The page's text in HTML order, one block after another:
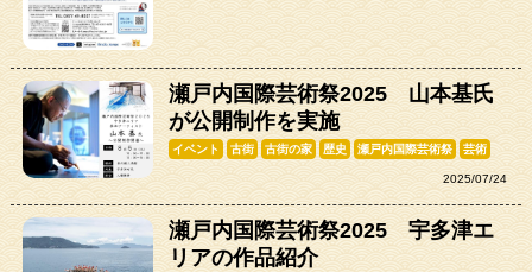
瀬戸内国際芸術祭2025 山本基氏
が公開制作を実施
イベント 古街 古街の家 歴史 瀬戸内国際芸術祭 芸術
2025/07/24
瀬戸内国際芸術祭2025 宇多津エ
リアの作品紹介